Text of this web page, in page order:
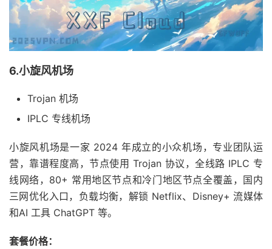
6.小旋风机场
Trojan 机场
IPLC 专线机场
小旋风机场是一家 2024 年成立的小众机场，专业团队运
营，靠谱程度高，节点使用 Trojan 协议，全线路 IPLC 专
线网络，80+ 常用地区节点和冷门地区节点全覆盖，国内
三网优化入口，负载均衡，解锁 Netflix、Disney+ 流媒体
和AI 工具 ChatGPT 等。
套餐价格：